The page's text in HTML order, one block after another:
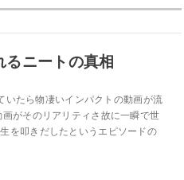
るニートの真相
いたら物凄いインパクトの動画が流
がそのリアリティさ故に一瞬で世
を叩きだしたというエピソードの